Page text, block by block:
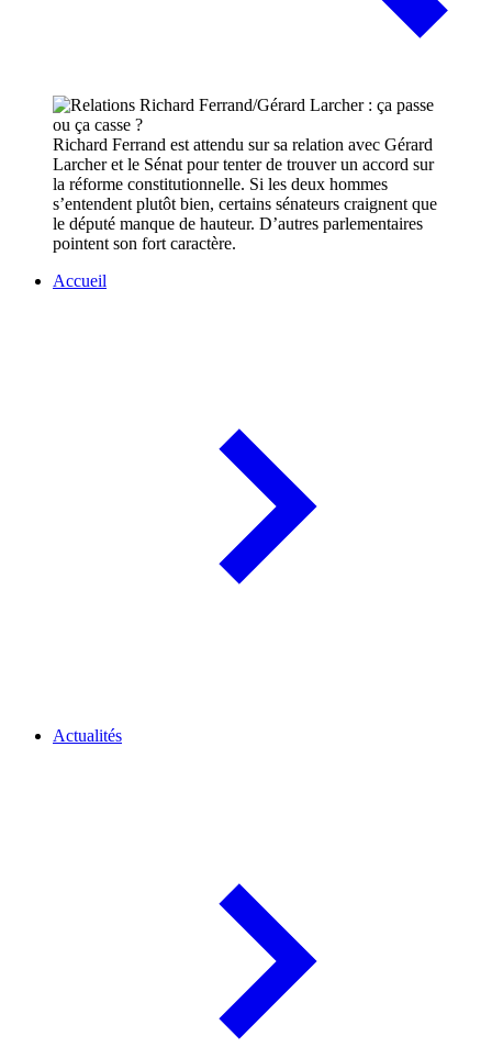
Richard Ferrand est attendu sur sa relation avec Gérard
Larcher et le Sénat pour tenter de trouver un accord sur
la réforme constitutionnelle. Si les deux hommes
s’entendent plutôt bien, certains sénateurs craignent que
le député manque de hauteur. D’autres parlementaires
pointent son fort caractère.
Accueil
Actualités